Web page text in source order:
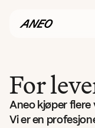
For
Aneo kjøper flere
Vi er en